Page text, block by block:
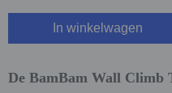
In winkelwagen
De BamBam Wall Climb